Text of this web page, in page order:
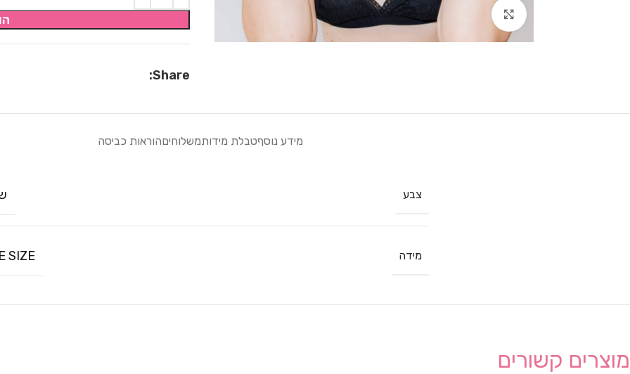
Click to enlarge
Share:
מידע נוסףטבלת מידותמשלוחיםהוראות כביסה
צבע
מידה SIZE
מוצרים קשורים